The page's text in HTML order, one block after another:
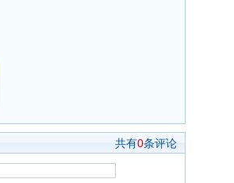
共有0条评论